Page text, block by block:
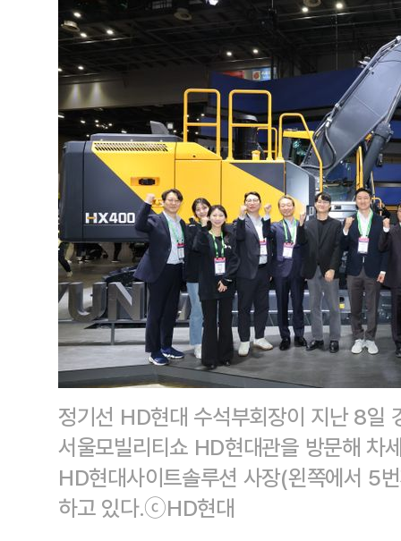
정기선 HD현대 수석부회장이 지난 8
서울모빌리티쇼 HD현대관을 방문해 차
HD현대사이트솔루션 사장(왼쪽에서 5
하고 있다.ⓒHD현대